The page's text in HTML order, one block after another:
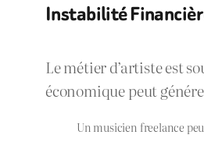
Instabilité
Le métier d’artiste est
économique peut
Un musicien freelance